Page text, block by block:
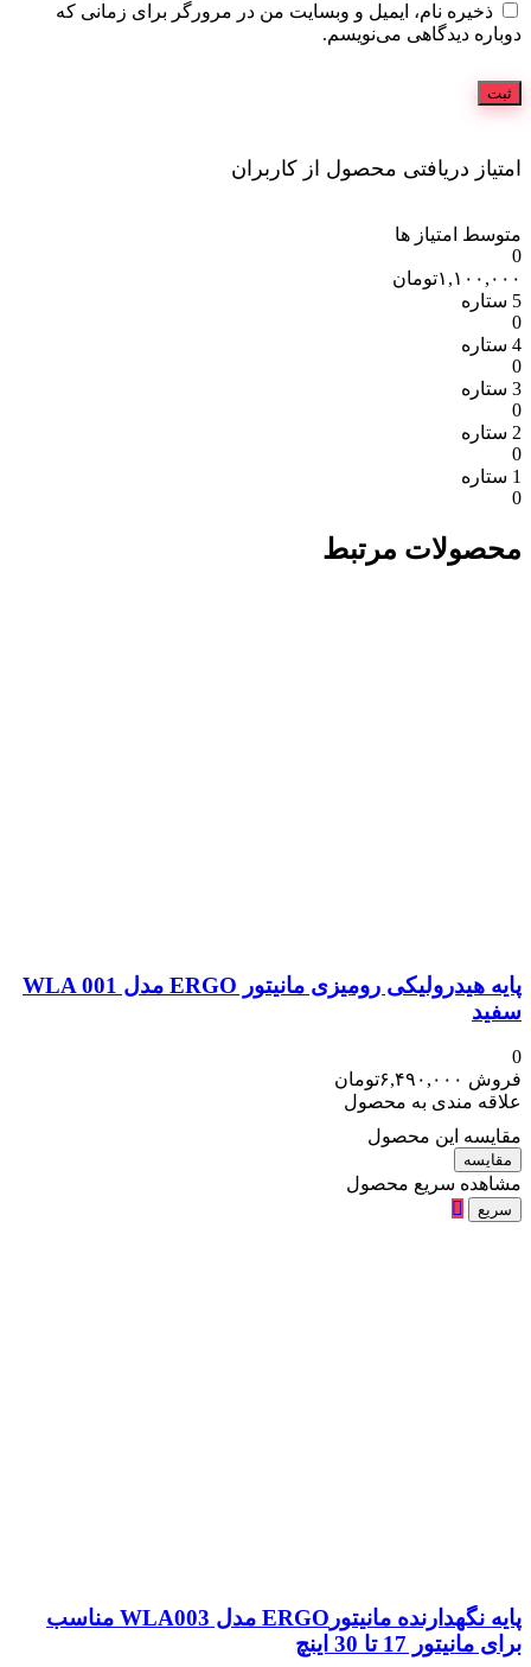
ذخیره نام، ایمیل و وبسایت من در مرورگر برای زمانی که
دوباره دیدگاهی می‌نویسم.
امتیاز دریافتی محصول از کاربران
متوسط امتیاز ها
0
۱,۱۰۰,۰۰۰تومان
5 ستاره
0
4 ستاره
0
3 ستاره
0
2 ستاره
0
1 ستاره
0
محصولات مرتبط
پایه هیدرولیکی رومیزی مانیتور ERGO مدل WLA 001
سفید
0
فروش ۶,۴۹۰,۰۰۰تومان
علاقه مندی به محصول
مقایسه این محصول
مقایسه
مشاهده سریع محصول
سریع
پایه نگهدارنده مانیتورERGO مدل WLA003 مناسب
برای مانیتور 17 تا 30 اینچ